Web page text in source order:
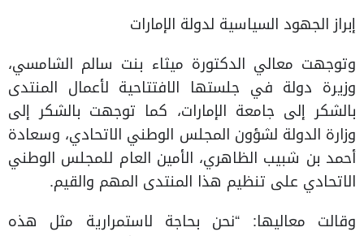
إبراز الجهود السياسية لدولة الإمارات
وتوجهت معالي الدكتورة ميثاء بنت سالم الشامسي،
وزيرة دولة في جلستها الافتتاحية لأعمال المنتدى
بالشكر إلى جامعة الإمارات، كما توجهت بالشكر إلى
وزارة الدولة لشؤون المجلس الوطني الاتحادي، وسعادة
أحمد بن شبيب الظاهري، الأمين العام للمجلس الوطني
الاتحادي على تنظيم هذا المنتدى المهم والقيم.
وقالت معاليها: “نحن بحاجة لاستمرارية مثل هذه